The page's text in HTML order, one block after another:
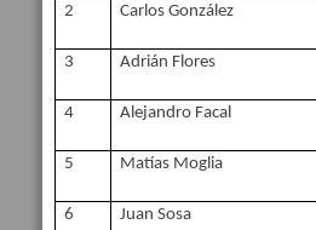
2 Carlos González
3 Adrián Flores
4 Alejandro Facal
5 Matías Moglia
6 Juan Sosa